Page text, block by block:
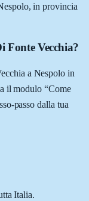
in provincia
Fonte Vecchia?
a Nespolo in
il modulo “Come
passo dalla tua
Italia.